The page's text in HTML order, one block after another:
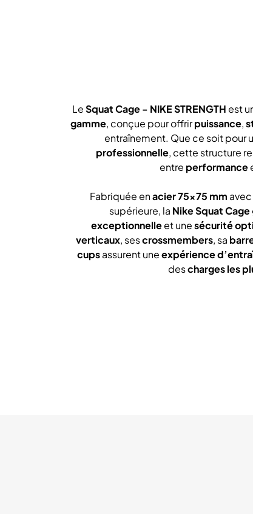
LeSquat Cage - NIKE STRENGTHest
gamme, conçue pour offrirpuissance,
entraînement. Que ce soit pour
professionnelle, cette structure
entre performance
Fabriquée enacier 75x75 mm
supérieure, la Nike Squat Cage
exceptionnelleet unesécurité
verticaux, sescrossmembers, sa
cupsassurent uneexpérience
descharges les